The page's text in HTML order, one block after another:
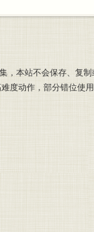
，本站不会保存、复
度动作，部分错位使